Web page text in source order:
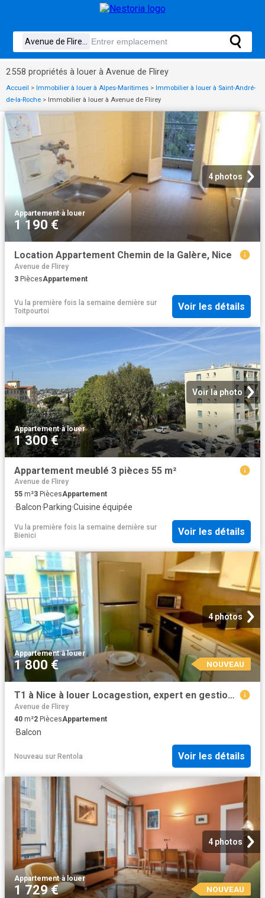
2 558 propriétés à louer à Avenue de Flirey
Accueil > Immobilier à louer à Alpes-Maritimes > Immobilier à louer à Saint-André-
de-la-Roche > Immobilier à louer à Avenue de Flirey
4 photos
Appartement·à louer
1 190 €
Location Appartement Chemin de la Galère, Nice
Avenue de Flirey
3 PiècesAppartement
Vu la première fois la semaine dernière sur
Toitpourtoi
Voir les détails
Voir la photo
Appartement·à louer
1 300 €
Appartement meublé 3 pièces 55 m²
Avenue de Flirey
55 m²3 PiècesAppartement
·Balcon·Parking·Cuisine équipée
Vu la première fois la semaine dernière sur
Bienici
Voir les détails
4 photos
Appartement·à louer
1 800 € NOUVEAU
T1 à Nice à louer Locagestion, expert en gestion locative
Avenue de Flirey
40 m²2 PiècesAppartement
·Balcon
Nouveau sur Rentola Voir les détails
4 photos
Appartement·à louer
1 729 € NOUVEAU